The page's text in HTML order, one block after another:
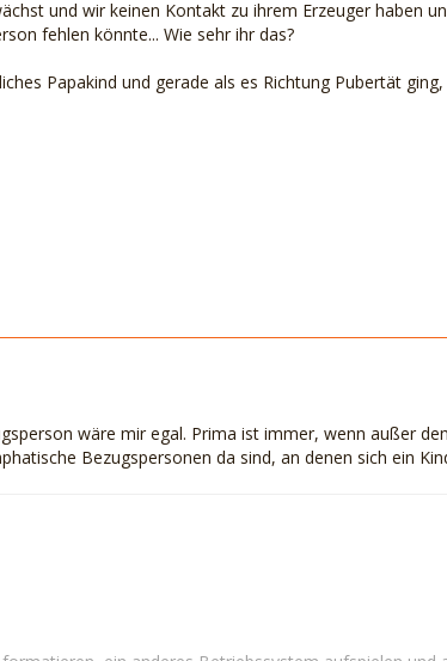
und wir keinen Kontakt zu ihrem Erzeuger haben
fehlen könnte... Wie sehr ihr das?
Papakind und gerade als es Richtung Pubertät
wäre mir egal. Prima ist immer, wenn außer
Bezugspersonen da sind, an denen sich ein